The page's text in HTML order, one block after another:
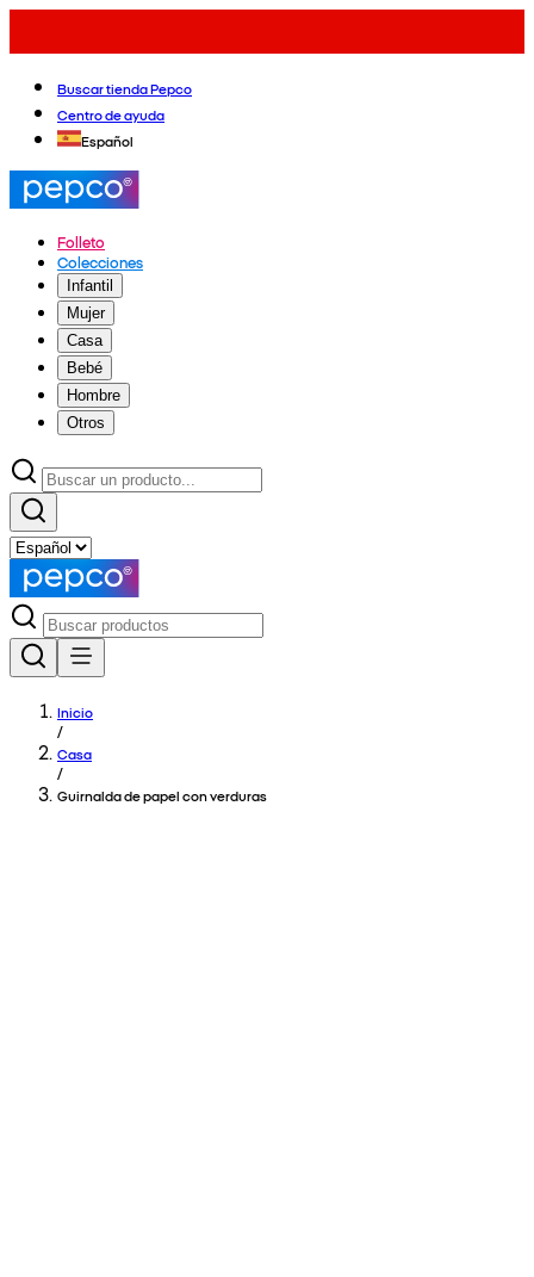
Buscar tienda Pepco
Centro de ayuda
Español
Folleto
Colecciones
Infantil
Mujer
Casa
Bebé
Hombre
Otros
Inicio
/
Casa
/
Guirnalda de papel con verduras